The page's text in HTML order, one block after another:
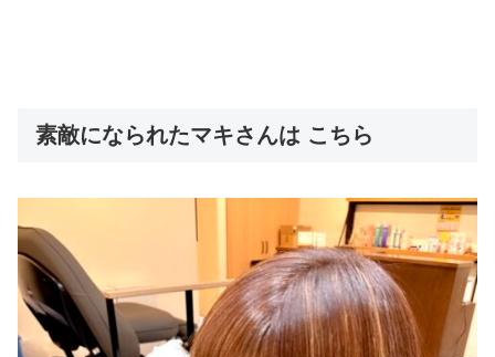
素敵になられたマキさんは こちら